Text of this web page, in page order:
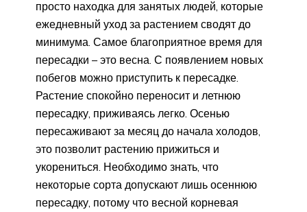
просто находка для занятых людей, которые
ежедневный уход за растением сводят до
минимума. Самое благоприятное время для
пересадки – это весна. С появлением новых
побегов можно приступить к пересадке.
Растение спокойно переносит и летнюю
пересадку, приживаясь легко. Осенью
пересаживают за месяц до начала холодов,
это позволит растению прижиться и
укорениться. Необходимо знать, что
некоторые сорта допускают лишь осеннюю
пересадку, потому что весной корневая